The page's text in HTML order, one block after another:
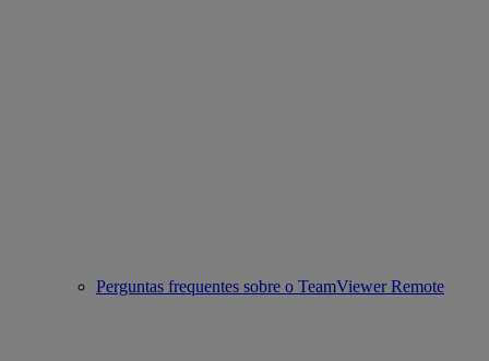
Perguntas frequentes sobre o TeamViewer Remote